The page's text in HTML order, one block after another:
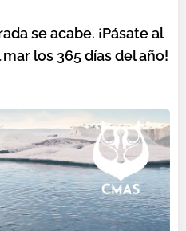
se acabe. ¡Pásate al
los 365 días del año!